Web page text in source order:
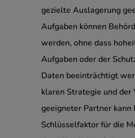
gezielte Auslagerung
Aufgaben können
werden, ohne dass
Aufgaben oder der
Daten beeinträchtigt
klaren Strategie und der
geeigneter Partner kann
Schlüsselfaktor für die